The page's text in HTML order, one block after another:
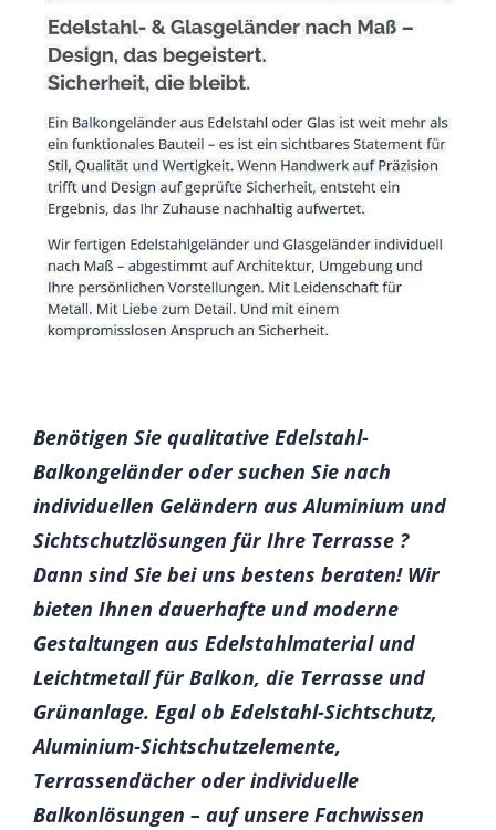
Benötigen Sie qualitative Edelstahl-
Balkongeländer oder suchen Sie nach
individuellen Geländern aus Aluminium und
Sichtschutzlösungen für Ihre Terrasse ?
Dann sind Sie bei uns bestens beraten! Wir
bieten Ihnen dauerhafte und moderne
Gestaltungen aus Edelstahlmaterial und
Leichtmetall für Balkon, die Terrasse und
Grünanlage. Egal ob Edelstahl-Sichtschutz,
Aluminium-Sichtschutzelemente,
Terrassendächer oder individuelle
Balkonlösungen – auf unsere Fachwissen